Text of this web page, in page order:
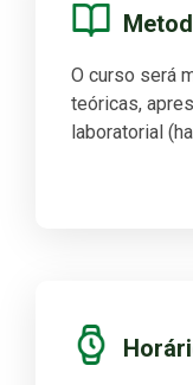
O curso será
teóricas,
laboratorial